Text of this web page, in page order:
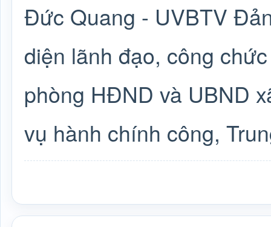
Đức Quang - UVBTV
diện lãnh đạo, công
phòng HĐND và UBND
vụ hành chính công,